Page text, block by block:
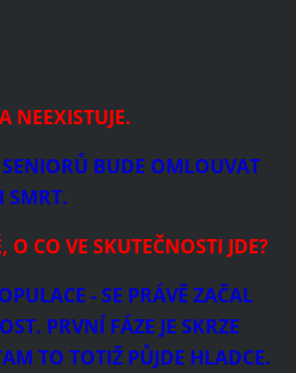
NEEXISTUJE.
BUDE OMLOUVAT
SMRT.
CO VE SKUTEČNOSTI JDE?
- SE PRÁVĚ ZAČAL
PRVNÍ FÁZE JE SKRZE
TO TOTIŽ PŮJDE HLADCE.